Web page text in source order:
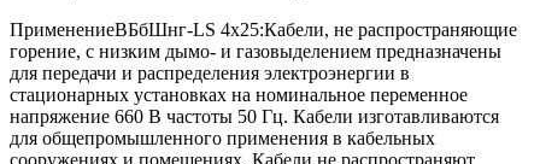
ПрименениеВБбШнг-LS 4х25:Кабели, не распространяющие
горение, с низким дымо- и газовыделением предназначены
для передачи и распределения электроэнергии в
стационарных установках на номинальное переменное
напряжение 660 В частоты 50 Гц. Кабели изготавливаются
для общепромышленного применения в кабельных
сооружениях и помещениях. Кабели не распространяют